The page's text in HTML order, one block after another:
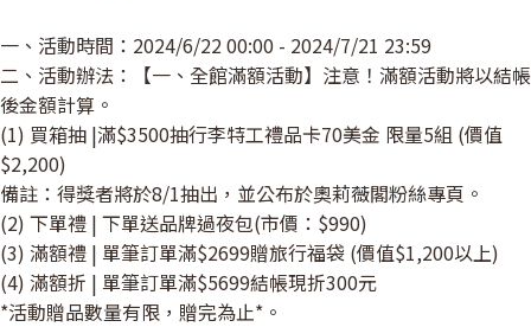
一、活動時間：2024/6/22 00:00 - 2024/7/21 23:59
二、活動辦法：【一、全館滿額活動】注意！滿額活動將以結帳
後金額計算。
(1) 買箱抽 |滿$3500抽行李特工禮品卡70美金 限量5組 (價值
$2,200)
備註：得獎者將於8/1抽出，並公布於奧莉薇閣粉絲專頁。
(2) 下單禮 | 下單送品牌過夜包(市價：$990)
(3) 滿額禮 | 單筆訂單滿$2699贈旅行福袋 (價值$1,200以上)
(4) 滿額折 | 單筆訂單滿$5699結帳現折300元
*活動贈品數量有限，贈完為止*。